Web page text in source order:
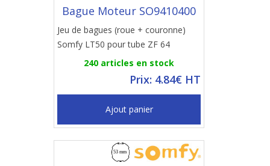
Bague Moteur SO9410400
Jeu de bagues (roue + couronne)
Somfy LT50 pour tube ZF 64
240 articles en stock
Prix: 4.84€ HT
Ajout panier